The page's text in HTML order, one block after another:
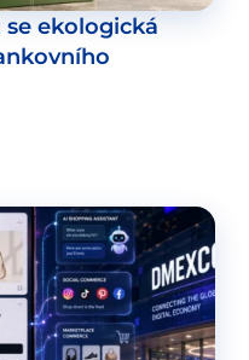
se ekologická